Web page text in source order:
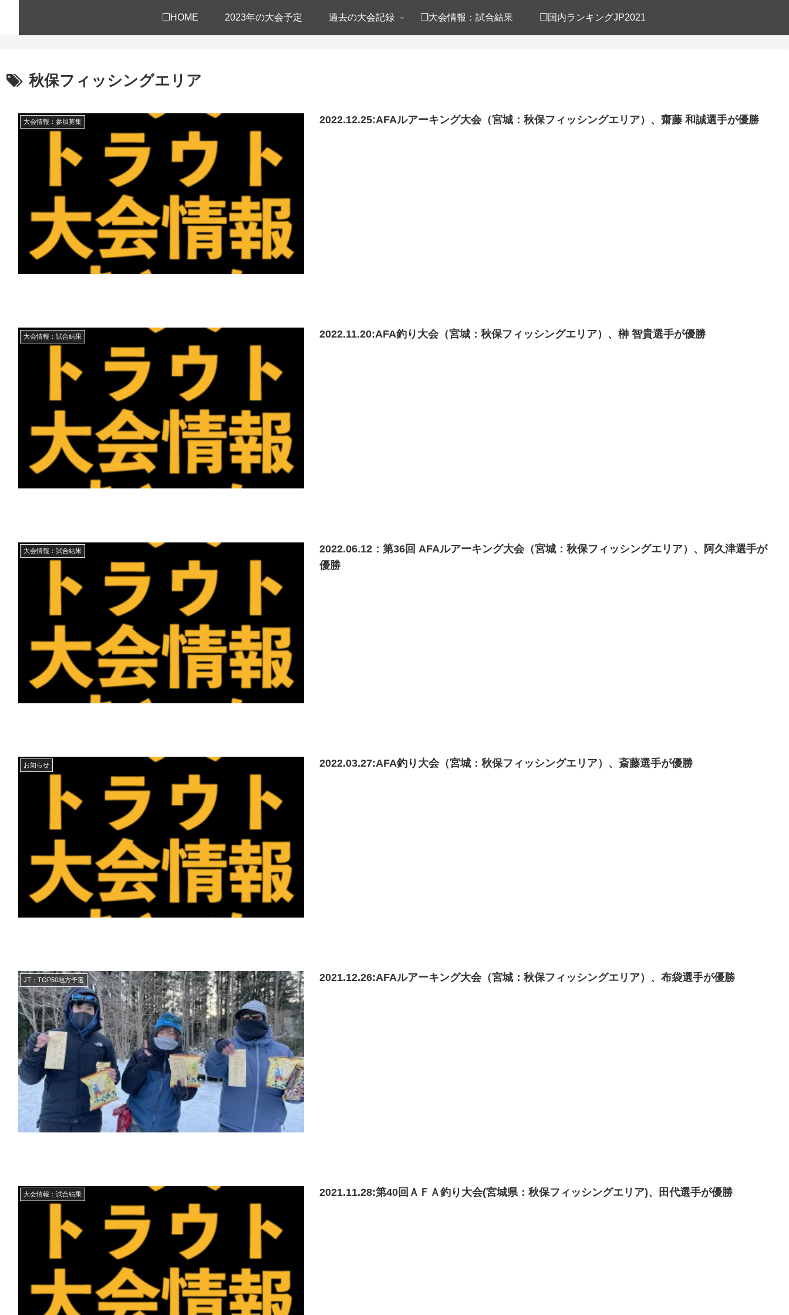
❒HOME 2023年の大会予定 過去の大会記録 ❒大会情報：試合結果 ❒国内ランキングJP2021
秋保フィッシングエリア
大会情報：参加募集 2022.12.25:AFAルアーキング大会（宮城：秋保フィッシングエリア）、齋藤 和誠選手が優勝
大会情報：試合結果 2022.11.20:AFA釣り大会（宮城：秋保フィッシングエリア）、榊 智貴選手が優勝
大会情報：試合結果
2022.06.12：第36回 AFAルアーキング大会（宮城：秋保フィッシングエリア）、阿久津選手が
優勝
お知らせ 2022.03.27:AFA釣り大会（宮城：秋保フィッシングエリア）、斎藤選手が優勝
JT：TOP50地方予選 2021.12.26:AFAルアーキング大会（宮城：秋保フィッシングエリア）、布袋選手が優勝
大会情報：試合結果 2021.11.28:第40回ＡＦＡ釣り大会(宮城県：秋保フィッシングエリア)、田代選手が優勝